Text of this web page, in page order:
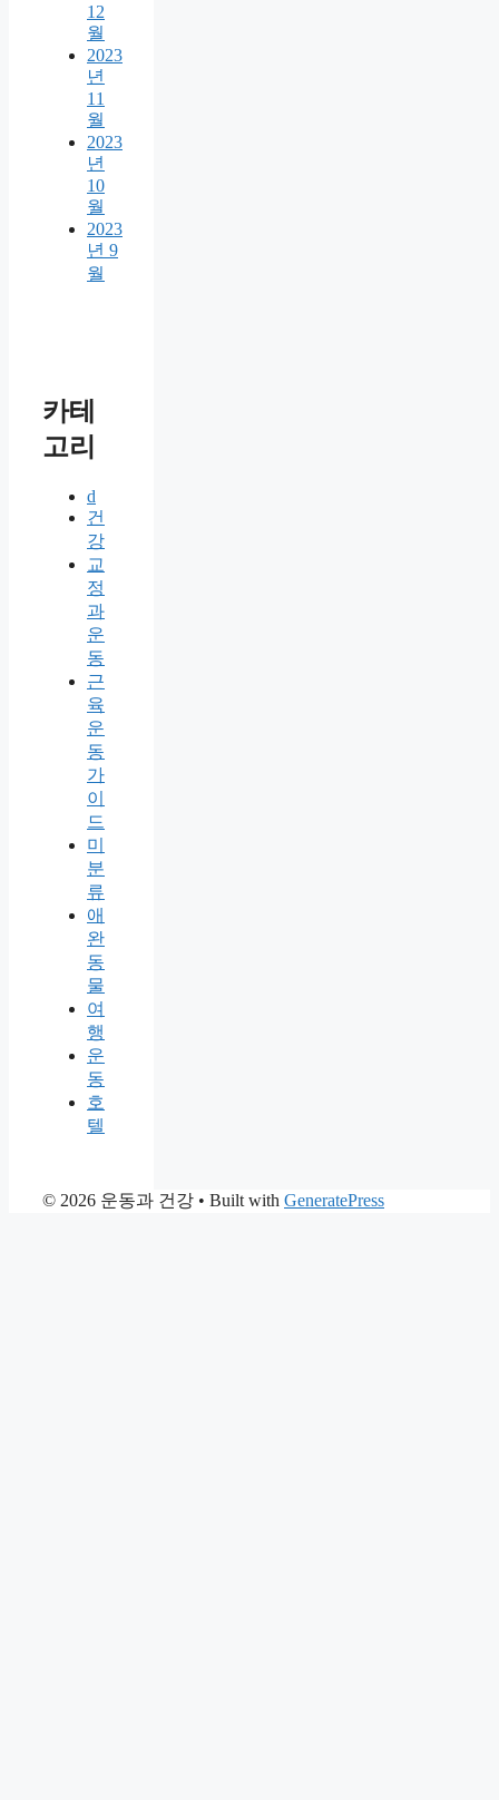
12
월
2023
년
11
월
2023
년
10
월
2023
년 9
월
카테
고리
d
건
강
교
정
과
운
동
근
육
운
동
가
이
드
미
분
류
애
완
동
물
여
행
운
동
호
텔
© 2026 운동과 건강 • Built with GeneratePress